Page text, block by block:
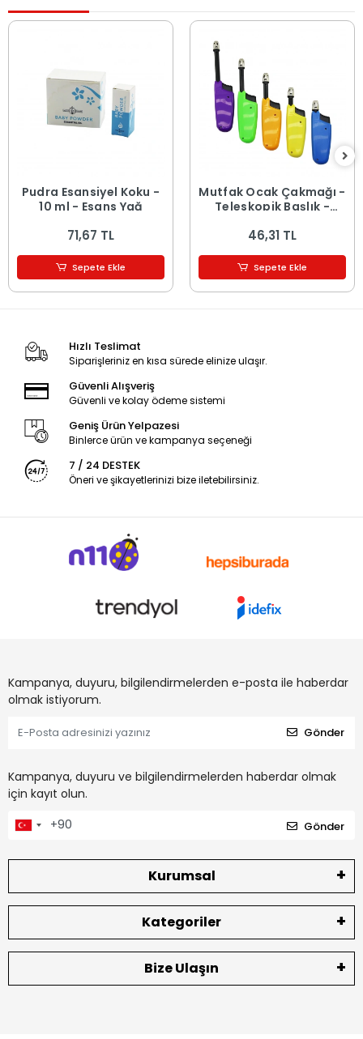
Pudra Esansiyel Koku -
10 ml - Esans Yağ
71,67 TL
Sepete Ekle
Mutfak Ocak Çakmağı -
Teleskopik Başlık -
46,31 TL
Sepete Ekle
Hızlı Teslimat
Siparişleriniz en kısa sürede elinize ulaşır.
Güvenli Alışveriş
Güvenli ve kolay ödeme sistemi
Geniş Ürün Yelpazesi
Binlerce ürün ve kampanya seçeneği
7 / 24 DESTEK
Öneri ve şikayetlerinizi bize iletebilirsiniz.
Kampanya, duyuru, bilgilendirmelerden e-posta ile haberdar
olmak istiyorum.
Gönder
Kampanya, duyuru ve bilgilendirmelerden haberdar olmak
için kayıt olun.
Gönder
Kurumsal
Kategoriler
Bize Ulaşın